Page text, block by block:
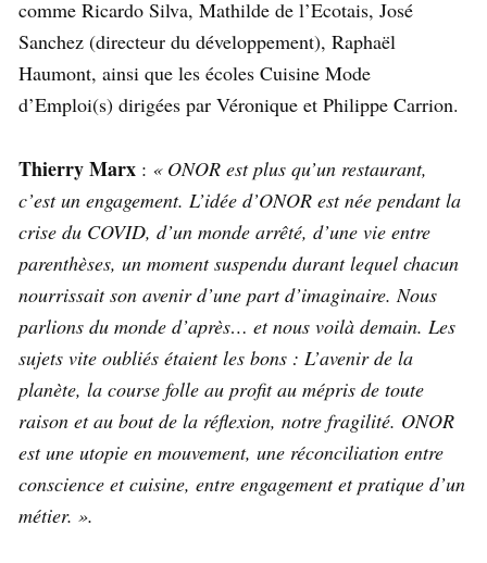
comme Ricardo Silva, Mathilde de l’Ecotais, José
Sanchez (directeur du développement), Raphaël
Haumont, ainsi que les écoles Cuisine Mode
d’Emploi(s) dirigées par Véronique et Philippe Carrion.
Thierry Marx : « ONOR est plus qu’un restaurant,
c’est un engagement. L’idée d’ONOR est née pendant la
crise du COVID, d’un monde arrêté, d’une vie entre
parenthèses, un moment suspendu durant lequel chacun
nourrissait son avenir d’une part d’imaginaire. Nous
parlions du monde d’après… et nous voilà demain. Les
sujets vite oubliés étaient les bons : L’avenir de la
planète, la course folle au profit au mépris de toute
raison et au bout de la réflexion, notre fragilité. ONOR
est une utopie en mouvement, une réconciliation entre
conscience et cuisine, entre engagement et pratique d’un
métier. ».